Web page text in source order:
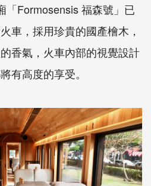
「Formosensis 福森號」已
車，採用珍貴的國產檜木，
香氣，火車內部的視覺設計
有高度的享受。